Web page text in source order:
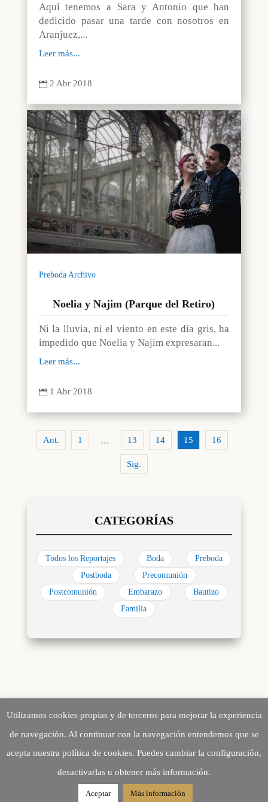
Aquí tenemos a Sara y Antonio que han
dedicido pasar una tarde con nosotros en
Aranjuez,...
Leer más...
 2 Abr 2018
Preboda Archivo
Noelia y Najim (Parque del Retiro)
Ni la lluvia, ni el viento en este día gris, ha
impedido que Noelia y Najim expresaran...
Leer más...
 1 Abr 2018
Ant. 1 … 13 14 15 16
Sig.
Todos los Reportajes Boda
Preboda
Postboda
Precomunión
Postcomunión
Embarazo
Bautizo
Familia
Utilizamos cookies propias y de terceros para mejorar la experiencia
de navegación. Al continuar con la navegación entendemos que se
acepta nuestra política de cookies. Puedes cambiar la configuración,
desactivarlas u obtener más información.
Aceptar Más información